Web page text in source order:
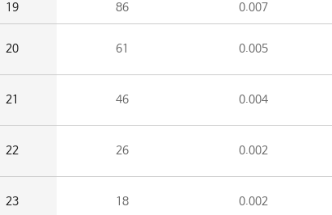
19 86 0.007
20 61 0.005
21 46 0.004
22 26 0.002
23 18 0.002